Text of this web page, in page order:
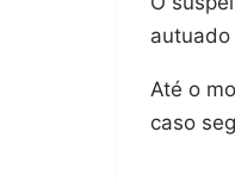
Até o
caso